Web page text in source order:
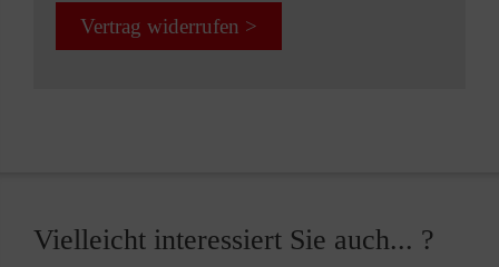
Vertrag widerrufen >
Vielleicht interessiert Sie auch... ?